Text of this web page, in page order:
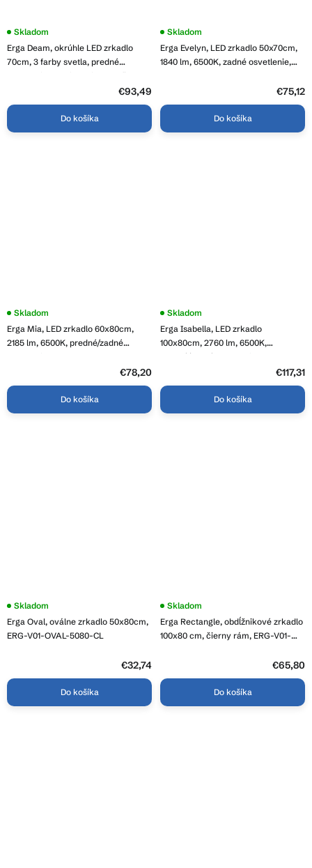
Erga Deam, okrúhle LED zrkadlo
70cm, 3 farby svetla, predné
osvetlenie, vyhrievacia podložka
proti zapareniu, ERG-V01-Deam-
7070-CL
Priemerné
produktu
je
Skladom
€93,49
Do košíka
Erga Evelyn, LED zrkadlo 50x70cm,
1840 lm, 6500K, zadné osvetlenie,
Skladom
€75,12
Do košíka
Erga Mia, LED zrkadlo 60x80cm,
2185 lm, 6500K, predné/zadné
Priemerné
produktu
je
Skladom
€78,20
Do košíka
Erga Isabella, LED zrkadlo
100x80cm, 2760 lm, 6500K,
predné/zadné osvetlenie, ERG-V01-
Priemerné
produktu
je
Skladom
€117,31
Do košíka
Erga Oval, oválne zrkadlo 50x80cm,
ERG-V01-OVAL-5080-CL
Skladom
€32,74
Do košíka
Erga Rectangle, obdĺžnikové zrkadlo
100x80 cm, čierny rám, ERG-V01-
Skladom
€65,80
Do košíka